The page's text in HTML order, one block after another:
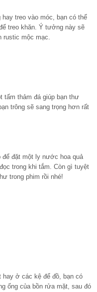
treo vào móc, bạn có thể
treo khăn. Ý tưởng này sẽ
rustic mộc mạc.
tấm thảm đá giúp bạn thư
trông sẽ sang trọng hơn rất
đặt một ly nước hoa quả
trong khi tắm. Còn gì tuyệt
trong phim rồi nhé!
hay ở các kệ để đồ, bạn có
ống của bồn rửa mặt, sau đó